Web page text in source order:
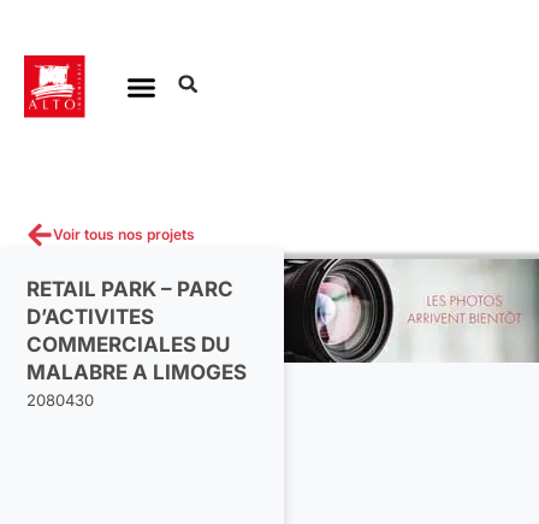
contenu
Voir tous nos projets
RETAIL PARK – PARC
D’ACTIVITES
COMMERCIALES DU
MALABRE A LIMOGES
2080430